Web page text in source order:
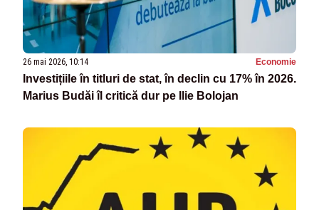
26 mai 2026, 10:14 Economie
Investițiile în titluri de stat, în declin cu 17% în 2026.
Marius Budăi îl critică dur pe Ilie Bolojan